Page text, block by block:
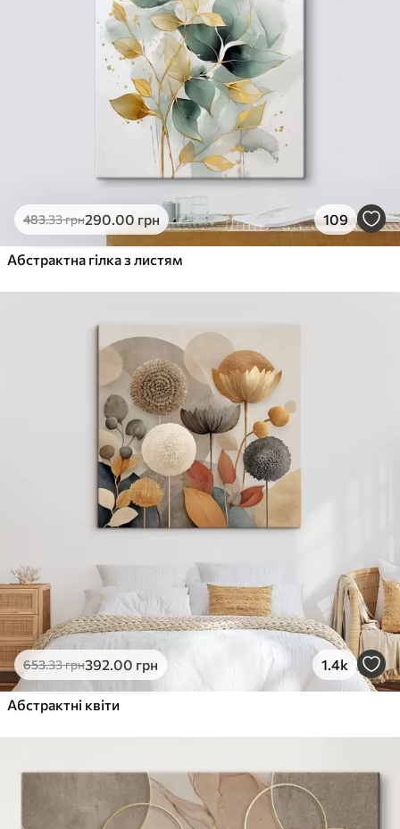
483.33грн290.00 грн 109
Абстрактна гілка з листям
653.33грн392.00 грн 1.4k
Абстрактні квіти